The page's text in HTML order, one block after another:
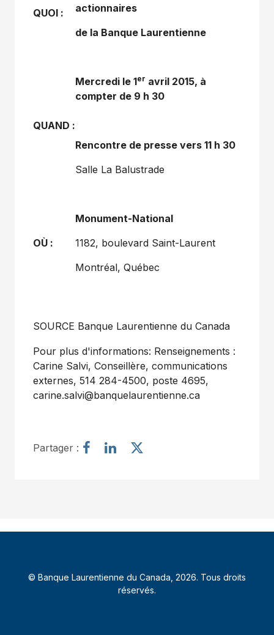
QUOI :
actionnaires
de la Banque Laurentienne
QUAND :
Mercredi le 1er avril 2015, à
compter de 9 h 30
Rencontre de presse vers 11 h 30
Salle La Balustrade
OÙ :
Monument-National
1182, boulevard Saint-Laurent
Montréal, Québec
SOURCE Banque Laurentienne du Canada
Pour plus d'informations: Renseignements :
Carine Salvi, Conseillère, communications
externes, 514 284-4500, poste 4695,
carine.salvi@banquelaurentienne.ca
Partager :
e
a
r
P
e
a
r
e
a
© Banque Laurentienne du Canada, 2026. Tous droits
réservés.